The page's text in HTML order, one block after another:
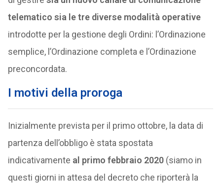
telematico sia le tre diverse modalità operative
introdotte per la gestione degli Ordini: l’Ordinazione
semplice, l’Ordinazione completa e l’Ordinazione
preconcordata.
I motivi della proroga
Inizialmente prevista per il primo ottobre, la data di
partenza dell’obbligo è stata spostata
indicativamente al primo febbraio 2020(siamo in
questi giorni in attesa del decreto che riporterà la